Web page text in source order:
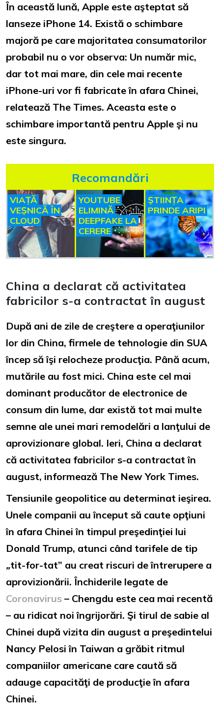
În această lună, Apple este aşteptat să
lanseze iPhone 14. Există o schimbare
majoră pe care majoritatea consumatorilor
probabil nu o vor observa: Un număr mic,
dar tot mai mare, din cele mai recente
iPhone-uri vor fi fabricate în afara Chinei,
relatează The Times. Aceasta este o
schimbare importantă pentru Apple şi nu
este singura.
Recomandări
VIAȚĂ
VEȘNICĂ ÎN
CLOUD
YOUTUBE
ELIMINĂ
DEEPFAKE LA
CERERE
ȘTIINȚA
PRINDE ARIPI
China a declarat că activitatea
fabricilor s-a contractat în august
După ani de zile de creştere a operaţiunilor
lor din China, firmele de tehnologie din SUA
încep să îşi relocheze producţia. Până acum,
mutările au fost mici. China este cel mai
dominant producător de electronice de
consum din lume, dar există tot mai multe
semne ale unei mari remodelări a lanţului de
aprovizionare global. Ieri, China a declarat
că activitatea fabricilor s-a contractat în
august, informează The New York Times.
Tensiunile geopolitice au determinat ieşirea.
Unele companii au început să caute opţiuni
în afara Chinei în timpul preşedinţiei lui
Donald Trump, atunci când tarifele de tip
„tit-for-tat” au creat riscuri de întrerupere a
aprovizionării. Închiderile legate de
Coronavirus – Chengdu este cea mai recentă
– au ridicat noi îngrijorări. Şi tirul de sabie al
Chinei după vizita din august a preşedintelui
Nancy Pelosi în Taiwan a grăbit ritmul
companiilor americane care caută să
adauge capacităţi de producţie în afara
Chinei.